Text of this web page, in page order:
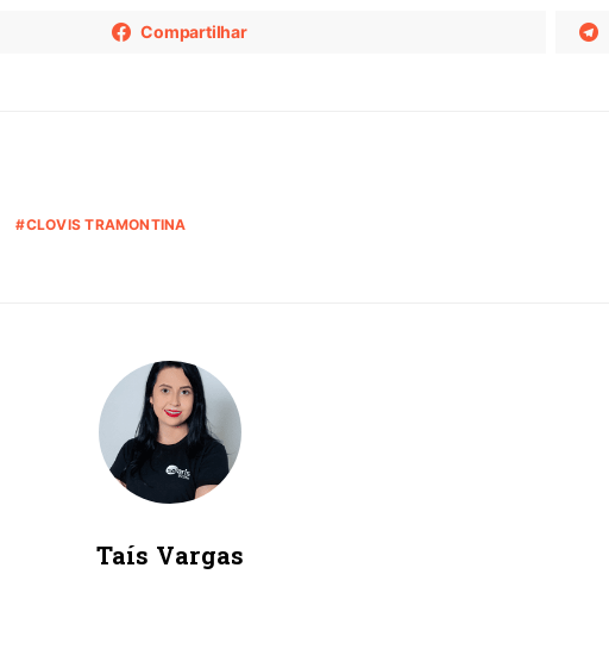
Compartilhar
CLOVIS TRAMONTINA
Taís Vargas